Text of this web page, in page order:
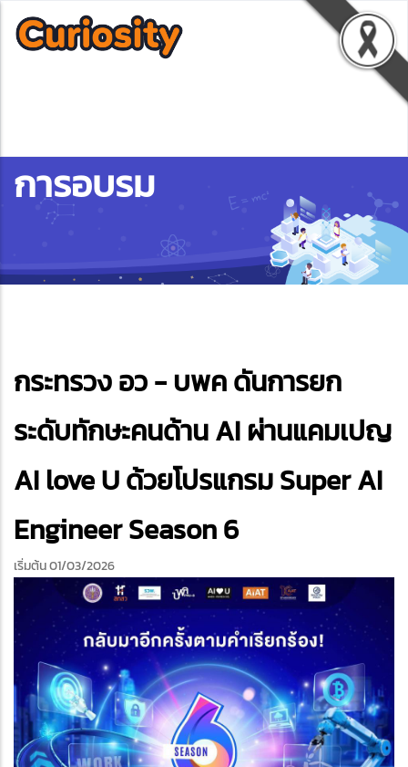
การอบรม
กระทรวง อว - บพค ดันการยก
ระดับทักษะคนด้าน AI ผ่านแคมเปญ
AI love U ด้วยโปรแกรม Super AI
Engineer Season 6
เริ่มต้น 01/03/2026